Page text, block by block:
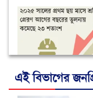
এই বিভাগের